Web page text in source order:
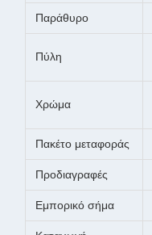
Παράθυρο
Πύλη
Χρώμα
Πακέτο μεταφοράς
Προδιαγραφές
Εμπορικό σήμα